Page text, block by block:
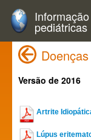
pediátricas
Versão de 2016
Artrite
Lúpus